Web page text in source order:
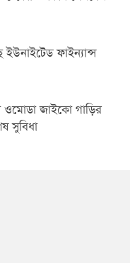
ফাইন্যান্স
ওমোডা জাইকো গাড়ির
সুবিধা